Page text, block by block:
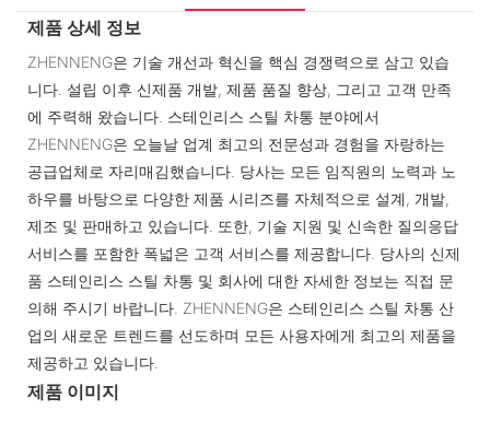
제품 상세 정보
ZHENNENG은 기술 개선과 혁신을 핵심 경쟁력으로 삼고 있습
니다. 설립 이후 신제품 개발, 제품 품질 향상, 그리고 고객 만족
에 주력해 왔습니다. 스테인리스 스틸 차통 분야에서
ZHENNENG은 오늘날 업계 최고의 전문성과 경험을 자랑하는
공급업체로 자리매김했습니다. 당사는 모든 임직원의 노력과 노
하우를 바탕으로 다양한 제품 시리즈를 자체적으로 설계, 개발,
제조 및 판매하고 있습니다. 또한, 기술 지원 및 신속한 질의응답
서비스를 포함한 폭넓은 고객 서비스를 제공합니다. 당사의 신제
품 스테인리스 스틸 차통 및 회사에 대한 자세한 정보는 직접 문
의해 주시기 바랍니다. ZHENNENG은 스테인리스 스틸 차통 산
업의 새로운 트렌드를 선도하며 모든 사용자에게 최고의 제품을
제공하고 있습니다.
제품 이미지